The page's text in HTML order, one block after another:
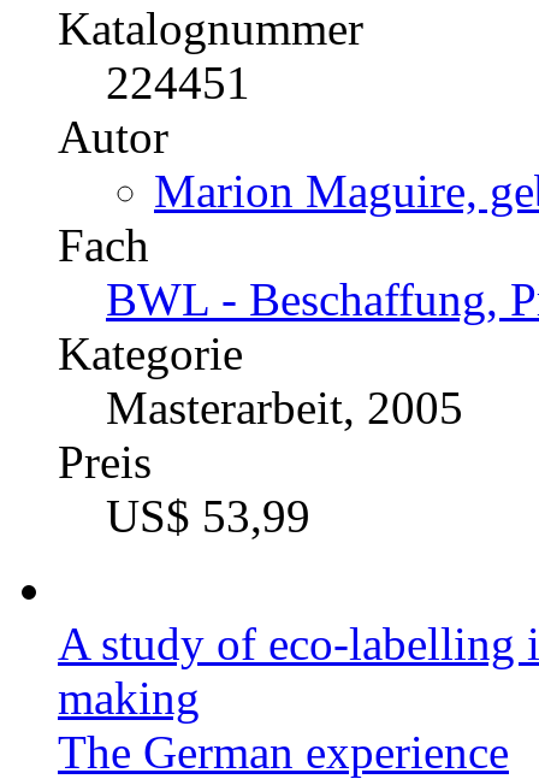
Katalognummer
224451
Autor
Marion Maguire,
Fach
BWL - Beschaffung,
Kategorie
Masterarbeit, 2005
Preis
US$ 53,99
A study of eco-labelling
making
The German experience